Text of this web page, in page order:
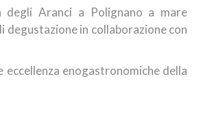
Aranci a Polignano a mare
degustazione in collaborazione con
eccellenza enogastronomiche della